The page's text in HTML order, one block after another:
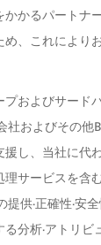
かるパートナ
、これにより
およびサード
社およびその他
し、当社に代
サービスを含
供·正確性·安
分析·アトリビ